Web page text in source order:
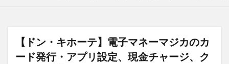
【ドン・キホーテ】電子マネーマジカのカ
ード発行・アプリ設定、現金チャージ、ク